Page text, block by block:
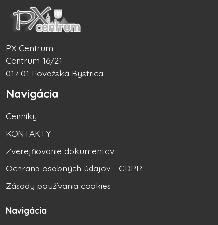
PX Centrum
Centrum 16/21
017 01 Považská Bystrica
Navigácia
Cenníky
KONTAKTY
Zverejňovanie dokumentov
Ochrana osobných údajov - GDPR
Zásady používania cookies
Navigácia